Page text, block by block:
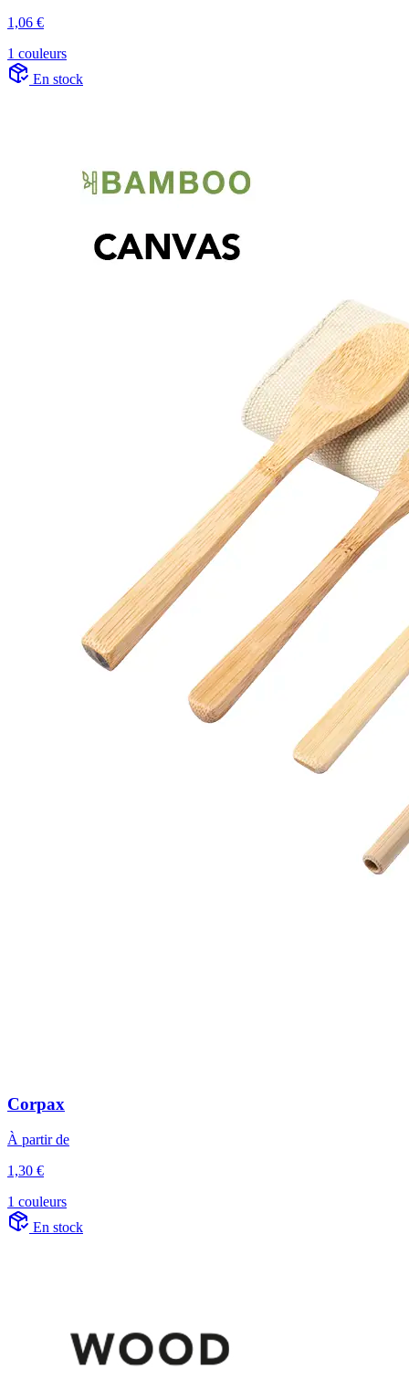
1,06 €
1 couleurs
En stock
Corpax
À partir de
1,30 €
1 couleurs
En stock